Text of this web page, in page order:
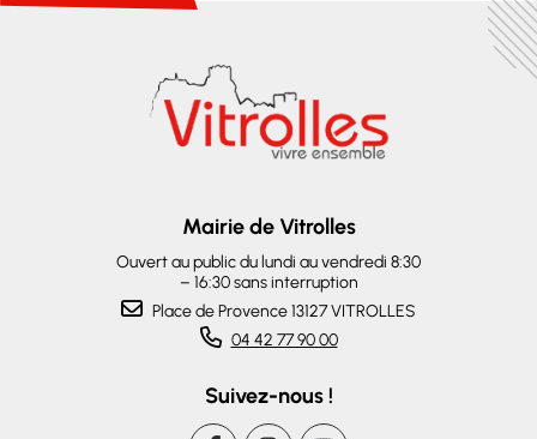
Mairie de Vitrolles
Ouvert au public du lundi au vendredi 8:30
– 16:30 sans interruption
Place de Provence 13127 VITROLLES
04 42 77 90 00
Suivez-nous !